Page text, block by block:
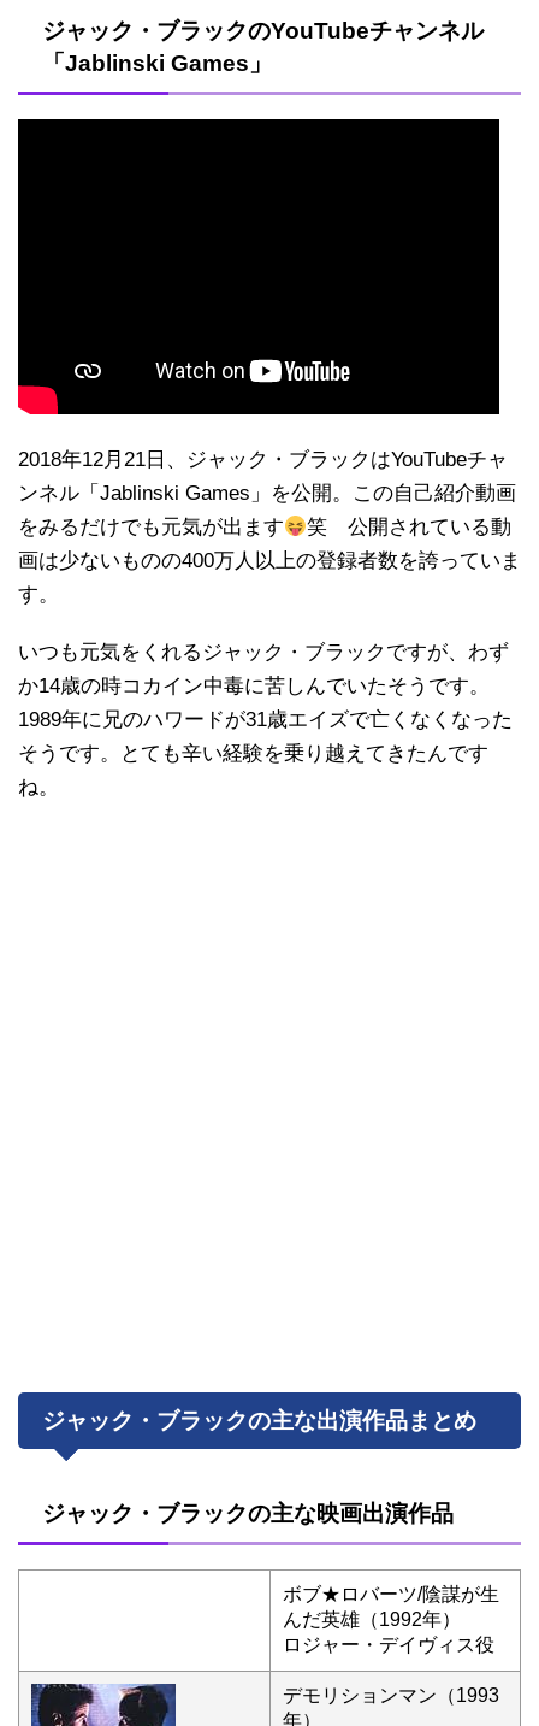
ジャック・ブラックのYouTubeチャンネル
「Jablinski Games」
2018年12月21日、ジャック・ブラックはYouTubeチャ
ンネル「Jablinski Games」を公開。この自己紹介動画
をみるだけでも元気が出ます
笑 公開されている動
画は少ないものの400万人以上の登録者数を誇っていま
す。
いつも元気をくれるジャック・ブラックですが、わず
か14歳の時コカイン中毒に苦しんでいたそうです。
1989年に兄のハワードが31歳エイズで亡くなくなった
そうです。とても辛い経験を乗り越えてきたんです
ね。
ジャック・ブラックの主な出演作品まとめ
ジャック・ブラックの主な映画出演作品
ボブ★ロバーツ/陰謀が生
んだ英雄（1992年）
ロジャー・デイヴィス役
デモリションマン（1993
年）